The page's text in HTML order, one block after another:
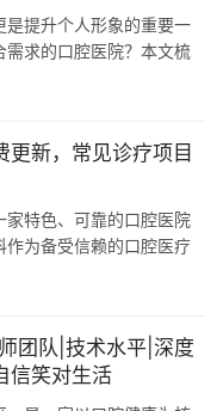
是提升个人形象的重要一
求的口腔医院？本文梳
更新，常见诊疗项目
家特色、可靠的口腔医院
作为备受信赖的口腔医疗
团队|技术水平|深度
信笑对生活